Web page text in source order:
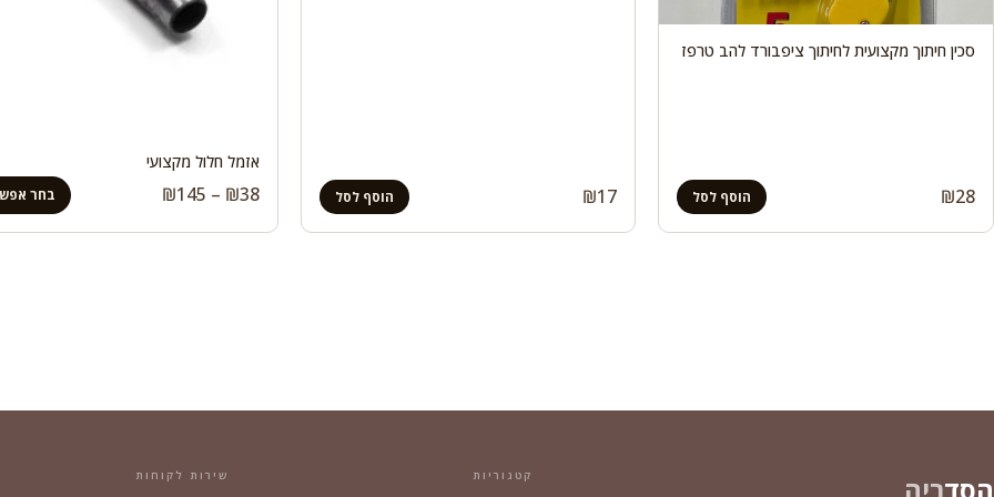
סכין חיתוך מקצועית לחיתוך ציפבורד להב טרפז
₪28 הוסף לסל ₪17 הוסף לסל
אזמל חלול מקצועי
₪38
–
₪145 בחר
הסדריה קטגוריות שירות לקוחות